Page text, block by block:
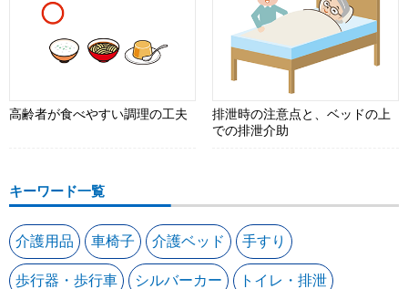
高齢者が食べやすい調理の工夫
排泄時の注意点と、ベッドの上
での排泄介助
キーワード一覧
介護用品 車椅子 介護ベッド 手すり
歩行器・歩行車 シルバーカー トイレ・排泄